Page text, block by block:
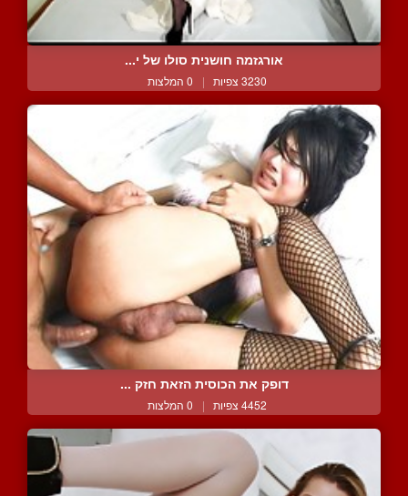
אורגזמה חושנית סולו של י...
3230 צפיות | 0 המלצות
דופק את הכוסית הזאת חזק ...
4452 צפיות | 0 המלצות